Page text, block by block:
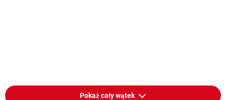
Pokaż cały wątek